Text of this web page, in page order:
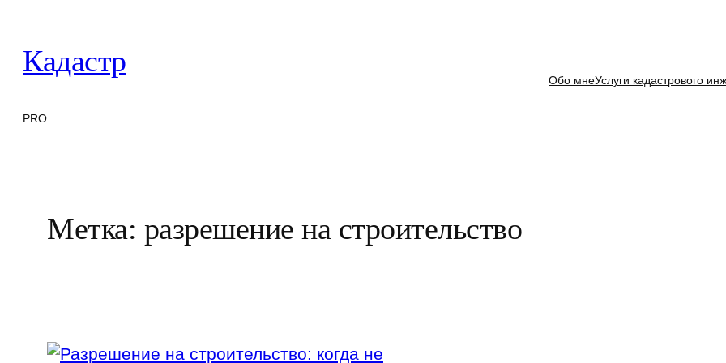
содержимому
Кадастр
PRO
Обо мнеУслуги кадастрового
Метка: разрешение на строительство